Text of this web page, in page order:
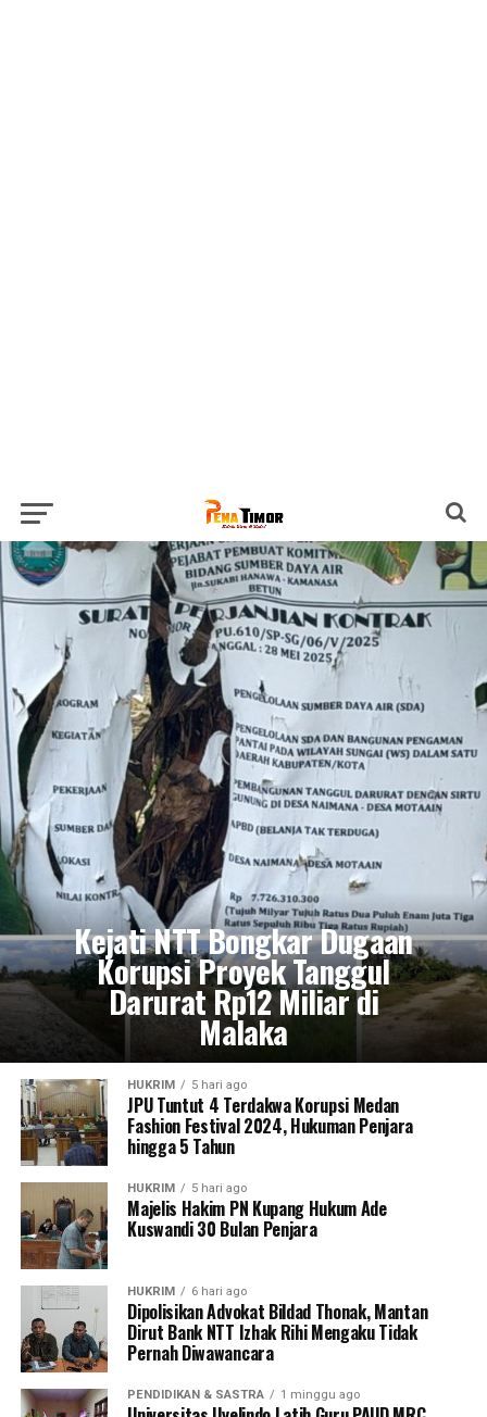
Kejati NTT Bongkar Dugaan
Korupsi Proyek Tanggul
Darurat Rp12 Miliar di
Malaka
HUKRIM 5 hari ago
JPU Tuntut 4 Terdakwa Korupsi Medan
Fashion Festival 2024, Hukuman Penjara
hingga 5 Tahun
HUKRIM 5 hari ago
Majelis Hakim PN Kupang Hukum Ade
Kuswandi 30 Bulan Penjara
HUKRIM 6 hari ago
Dipolisikan Advokat Bildad Thonak, Mantan
Dirut Bank NTT Izhak Rihi Mengaku Tidak
Pernah Diwawancara
PENDIDIKAN & SASTRA 1 minggu ago